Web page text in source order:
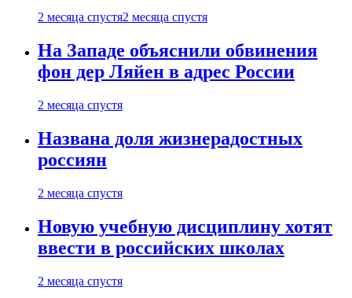
2 месяца спустя2 месяца спустя
На Западе объяснили обвинения
фон дер Ляйен в адрес России
2 месяца спустя
Названа доля жизнерадостных
россиян
2 месяца спустя
Новую учебную дисциплину хотят
ввести в российских школах
2 месяца спустя